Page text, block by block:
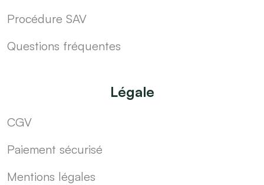
Procédure SAV
Questions fréquentes
Légale
CGV
Paiement sécurisé
Mentions légales